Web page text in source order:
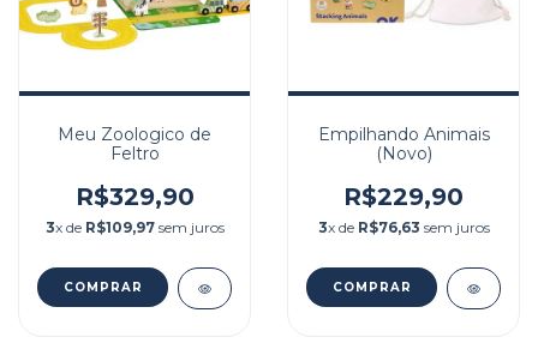
Meu Zoologico de
Feltro
R$329,90
3x de R$109,97sem juros
Empilhando Animais
(Novo)
R$229,90
3x de R$76,63 sem juros